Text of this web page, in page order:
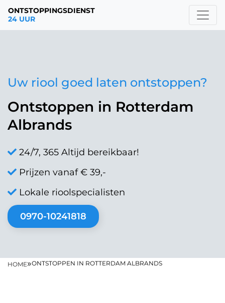
ONTSTOPPINGSDIENST
24 UUR
Uw riool goed laten ontstoppen?
Ontstoppen in Rotterdam
Albrands
24/7, 365 Altijd bereikbaar!
Prijzen vanaf € 39,-
Lokale rioolspecialisten
0970-10241818
HOME»ONTSTOPPEN IN ROTTERDAM ALBRANDS